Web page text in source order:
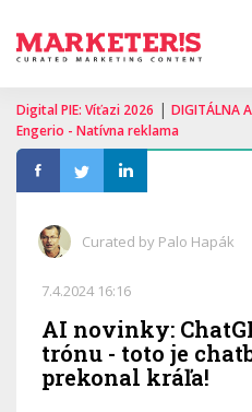
Digital PIE: Víťazi 2026 | DIGITÁLNA
Engerio - Natívna reklama
Curated by Palo Hapák
7.4.2024 16:16
AI novinky:
trónu - toto je
prekonal kráľa!